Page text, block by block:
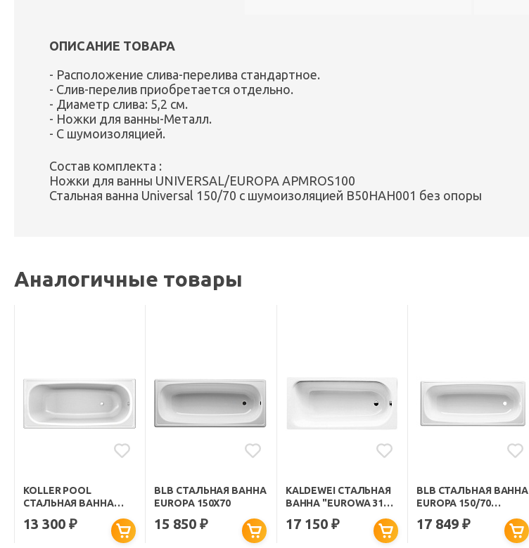
ОПИСАНИЕ ТОВАРА
- Расположение слива-перелива стандартное.
- Слив-перелив приобретается отдельно.
- Диаметр слива: 5,2 см.
- Ножки для ванны-Металл.
- С шумоизоляцией.
Состав комплекта :
Ножки для ванны UNIVERSAL/EUROPA APMROS100
Стальная ванна Universal 150/70 с шумоизоляцией B50HAH001 без опоры
Аналогичные товары
KOLLER POOL
СТАЛЬНАЯ ВАННА
13 300₽
BLB СТАЛЬНАЯ ВАННА
EUROPA 150Х70
15 850₽
KALDEWEI СТАЛЬНАЯ
ВАННА "EUROWA 310"
17 150 ₽
BLB СТАЛЬНАЯ ВАННА
EUROPA 150/70
APMSTDBL1
17 849 ₽